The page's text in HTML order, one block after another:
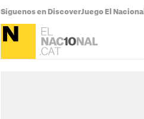
Síguenos en DiscoverJuego El Nacional